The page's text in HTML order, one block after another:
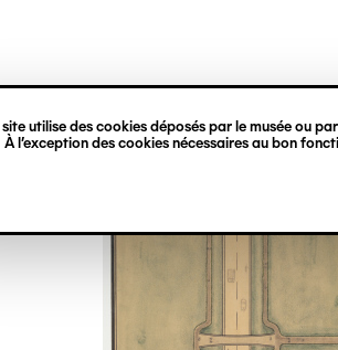
utilise des cookies déposés par le musée ou
À l’exception des cookies nécessaires au bon